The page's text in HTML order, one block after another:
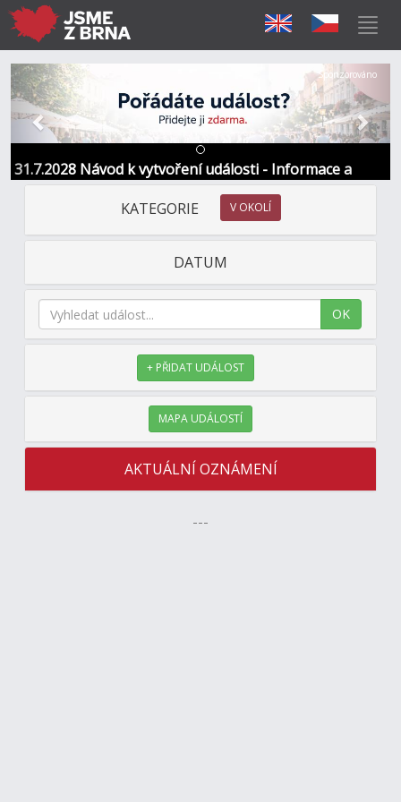
31.7.2028 Návod k vytvoření události - Informace a
kontakt
Předchozí Další
Sponzorováno
KATEGORIE V OKOLÍ
DATUM
OK
+ PŘIDAT UDÁLOST
MAPA UDÁLOSTÍ
AKTUÁLNÍ OZNÁMENÍ
---